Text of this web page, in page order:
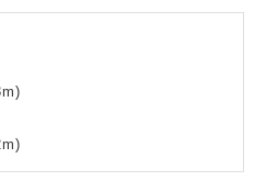
m)
m)